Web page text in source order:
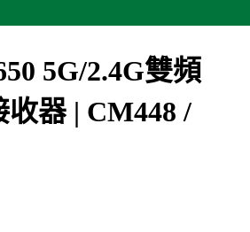
5G/2.4G雙頻
器 | CM448 /